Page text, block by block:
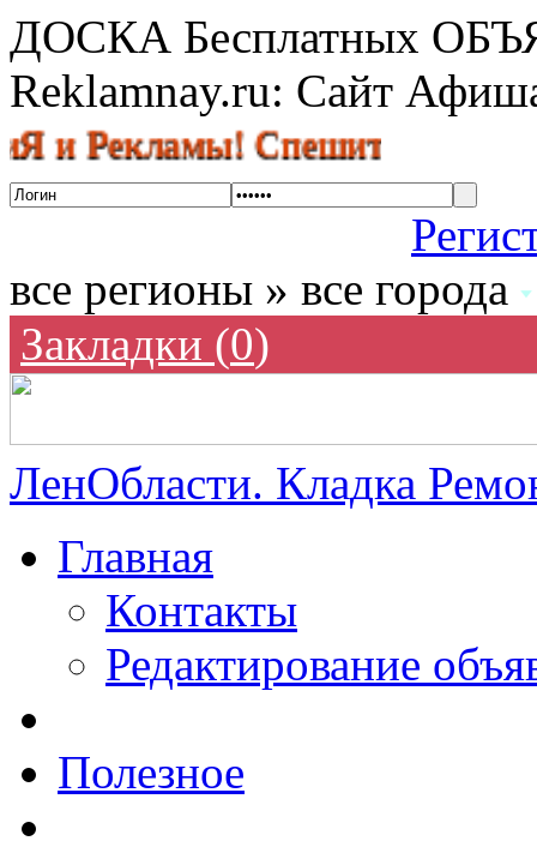
ДОСКА Бесплатных
Reklamnay.ru: Сайт
Рекламы! Спешите
все регионы » все города
Закладки (0)
ЛенОбласти. Кладка
Главная
Контакты
Редактирование
Полезное